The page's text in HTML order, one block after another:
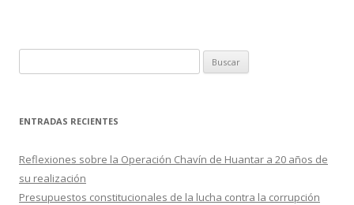
k r
u
c
r
ENTRADAS RECIENTES
Reflexiones sobre la Operación Chavín de Huantar a 20 años de
su realización
Presupuestos constitucionales de la lucha contra la corrupción